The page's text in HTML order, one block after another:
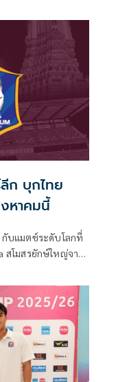
ก บุกไทย
หาคมนี้
บแมตช์ระดับโลกที่
สโมสรยักษ์ใหญ่จาก
กับ BG Pathum
ระดับนานาชาติ